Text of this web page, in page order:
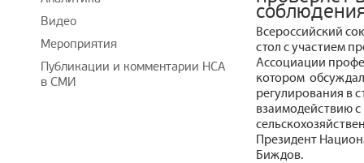
Всероссийский
стол с участием
Ассоциации
котором
регулирования в
взаимодействию
Президент
Биждов.
Видео
Мероприятия
Публикации и комментарии НСА
в СМИ